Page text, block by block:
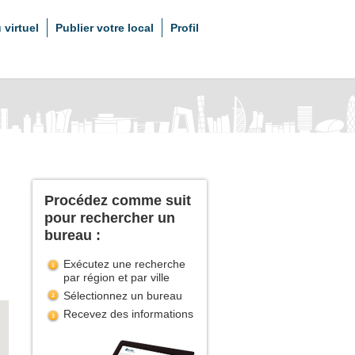
virtuel Publier votre local Profil
Procédez comme suit
pour rechercher un
bureau :
Exécutez une recherche
par région et par ville
Sélectionnez un bureau
Recevez des informations